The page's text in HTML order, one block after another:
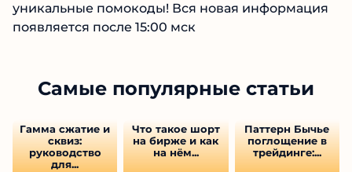
уникальные помокоды! Вся новая информация
появляется после 15:00 мск
Самые популярные статьи
Гамма сжатие и
сквиз:
руководство
для...
Что такое шорт
на бирже и как
на нём...
Паттерн Бычье
поглощение в
трейдинге:...